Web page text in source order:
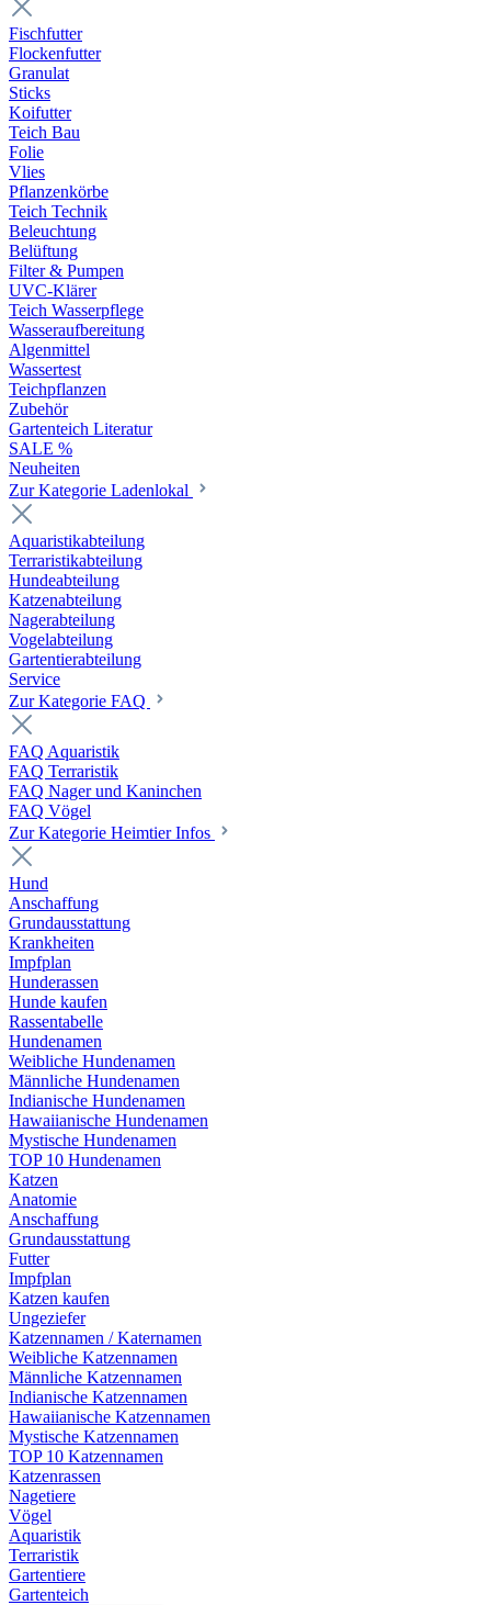
Fischfutter
Flockenfutter
Granulat
Sticks
Koifutter
Teich Bau
Folie
Vlies
Pflanzenkörbe
Teich Technik
Beleuchtung
Belüftung
Filter & Pumpen
UVC-Klärer
Teich Wasserpflege
Wasseraufbereitung
Algenmittel
Wassertest
Teichpflanzen
Zubehör
Gartenteich Literatur
SALE %
Neuheiten
Zur Kategorie Ladenlokal
Aquaristikabteilung
Terraristikabteilung
Hundeabteilung
Katzenabteilung
Nagerabteilung
Vogelabteilung
Gartentierabteilung
Service
Zur Kategorie FAQ
FAQ Aquaristik
FAQ Terraristik
FAQ Nager und Kaninchen
FAQ Vögel
Zur Kategorie Heimtier Infos
Hund
Anschaffung
Grundausstattung
Krankheiten
Impfplan
Hunderassen
Hunde kaufen
Rassentabelle
Hundenamen
Weibliche Hundenamen
Männliche Hundenamen
Indianische Hundenamen
Hawaiianische Hundenamen
Mystische Hundenamen
TOP 10 Hundenamen
Katzen
Anatomie
Anschaffung
Grundausstattung
Futter
Impfplan
Katzen kaufen
Ungeziefer
Katzennamen / Katernamen
Weibliche Katzennamen
Männliche Katzennamen
Indianische Katzennamen
Hawaiianische Katzennamen
Mystische Katzennamen
TOP 10 Katzennamen
Katzenrassen
Nagetiere
Vögel
Aquaristik
Terraristik
Gartentiere
Gartenteich